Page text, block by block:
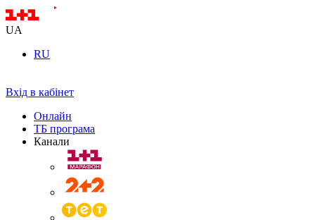
UA
RU
Вхід в кабінет
Онлайн
ТБ програма
Канали